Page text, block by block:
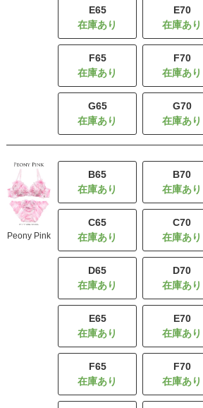
E65 E70
F65 F70
G65 G70
Peony Pink
B65 B70
C65 C70
D65 D70
E65 E70
F65 F70